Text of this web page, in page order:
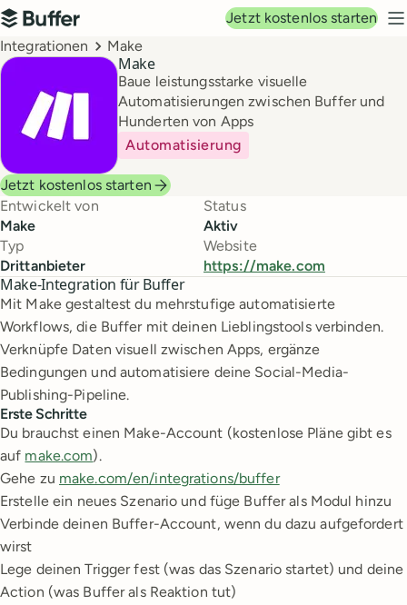
Hauptnavigation
Buffer
Jetzt kostenlos starten
Breadcrumbs
Integrationen Make
Make
Baue leistungsstarke visuelle
Automatisierungen zwischen Buffer und
Hunderten von Apps
Automatisierung
Jetzt kostenlos starten
Entwickelt von
Make
Status
Aktiv
Typ
Drittanbieter
Website
https://make.com
Make-Integration für Buffer
Mit Make gestaltest du mehrstufige automatisierte
Workflows, die Buffer mit deinen Lieblingstools verbinden.
Verknüpfe Daten visuell zwischen Apps, ergänze
Bedingungen und automatisiere deine Social-Media-
Publishing-Pipeline.
Erste Schritte
Du brauchst einen Make-Account (kostenlose Pläne gibt es
auf make.com).
Gehe zu make.com/en/integrations/buffer
Erstelle ein neues Szenario und füge Buffer als Modul hinzu
Verbinde deinen Buffer-Account, wenn du dazu aufgefordert
wirst
Lege deinen Trigger fest (was das Szenario startet) und deine
Action (was Buffer als Reaktion tut)